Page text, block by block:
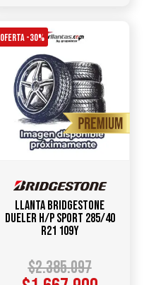
OFERTA -30%
Llanta BRIDGESTONE
DUELER H/P SPORT 285/40
R21 109Y
$2.385.097